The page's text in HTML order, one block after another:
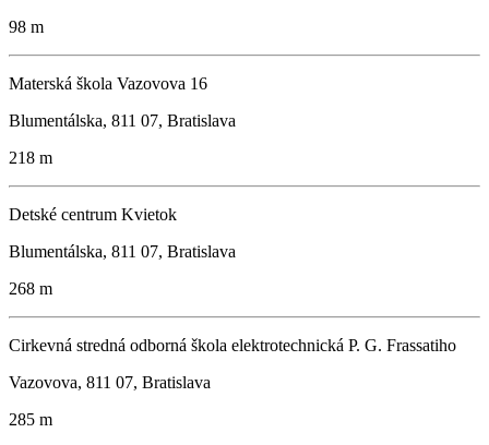
98 m
Materská škola Vazovova 16
Blumentálska, 811 07, Bratislava
218 m
Detské centrum Kvietok
Blumentálska, 811 07, Bratislava
268 m
Cirkevná stredná odborná škola elektrotechnická P. G. Frassatiho
Vazovova, 811 07, Bratislava
285 m